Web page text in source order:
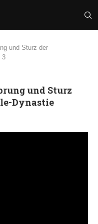
und Sturz der
3
und Sturz
Dynastie